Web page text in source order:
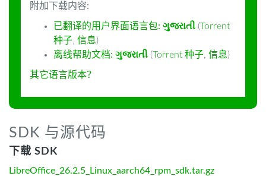
附加下载内容:
已翻译的用户界面语言包: ગુજરાતી (Torrent
种子, 信息)
离线帮助文档: ગુજરાતી (Torrent 种子, 信息)
其它语言版本？
SDK 与源代码
下载 SDK
LibreOffice_26.2.5_Linux_aarch64_rpm_sdk.tar.gz